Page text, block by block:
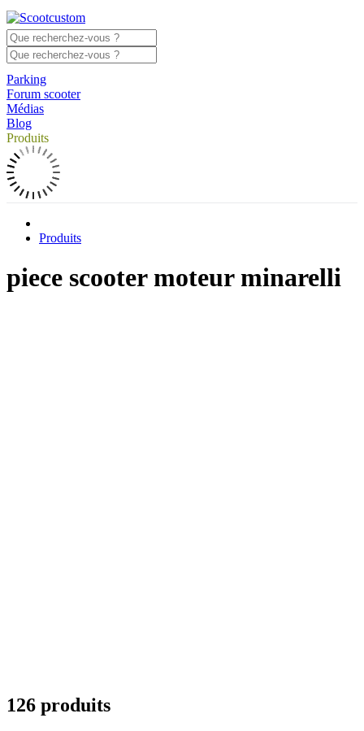
Parking
Forum scooter
Médias
Blog
Produits
Produits
piece scooter moteur minarelli
126 produits